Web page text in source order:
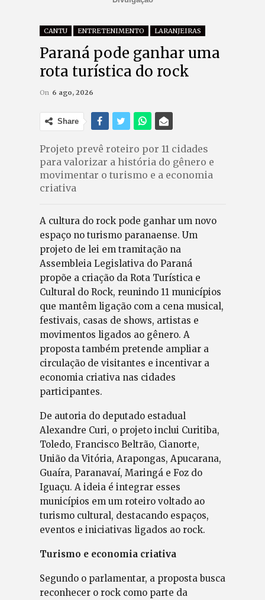
CANTU ENTRETENIMENTO LARANJEIRAS
Paraná pode ganhar uma
rota turística do rock
On 6 ago, 2026
Share
Projeto prevê roteiro por 11 cidades
para valorizar a história do gênero e
movimentar o turismo e a economia
criativa
A cultura do rock pode ganhar um novo
espaço no turismo paranaense. Um
projeto de lei em tramitação na
Assembleia Legislativa do Paraná
propõe a criação da Rota Turística e
Cultural do Rock, reunindo 11 municípios
que mantêm ligação com a cena musical,
festivais, casas de shows, artistas e
movimentos ligados ao gênero. A
proposta também pretende ampliar a
circulação de visitantes e incentivar a
economia criativa nas cidades
participantes.
De autoria do deputado estadual
Alexandre Curi, o projeto inclui Curitiba,
Toledo, Francisco Beltrão, Cianorte,
União da Vitória, Arapongas, Apucarana,
Guaíra, Paranavaí, Maringá e Foz do
Iguaçu. A ideia é integrar esses
municípios em um roteiro voltado ao
turismo cultural, destacando espaços,
eventos e iniciativas ligados ao rock.
Turismo e economia criativa
Segundo o parlamentar, a proposta busca
reconhecer o rock como parte da